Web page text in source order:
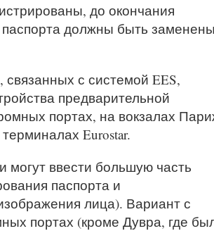
до окончания
паспорта должны быть
с системой EES,
предварительной
портах, на вокзалах
Eurostar.
могут ввести большую часть
паспорта и
лица). Вариант с
портах (кроме Дувра, где